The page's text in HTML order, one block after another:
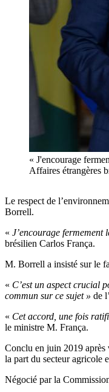
« J'encourage
Affaires étrangères
Le respect de
Borrell.
« J’encourage fermement
brésilien Carlos França.
M. Borrell a insisté sur le
« C’est un aspect crucial
commun sur ce sujet » de
« Cet accord, une fois
le ministre M. França.
Conclu en juin 2019 après
la part du secteur agricole
Négocié par la